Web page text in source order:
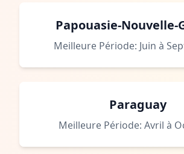
Papouasie-Nouvelle-
Meilleure
Paraguay
Meilleure